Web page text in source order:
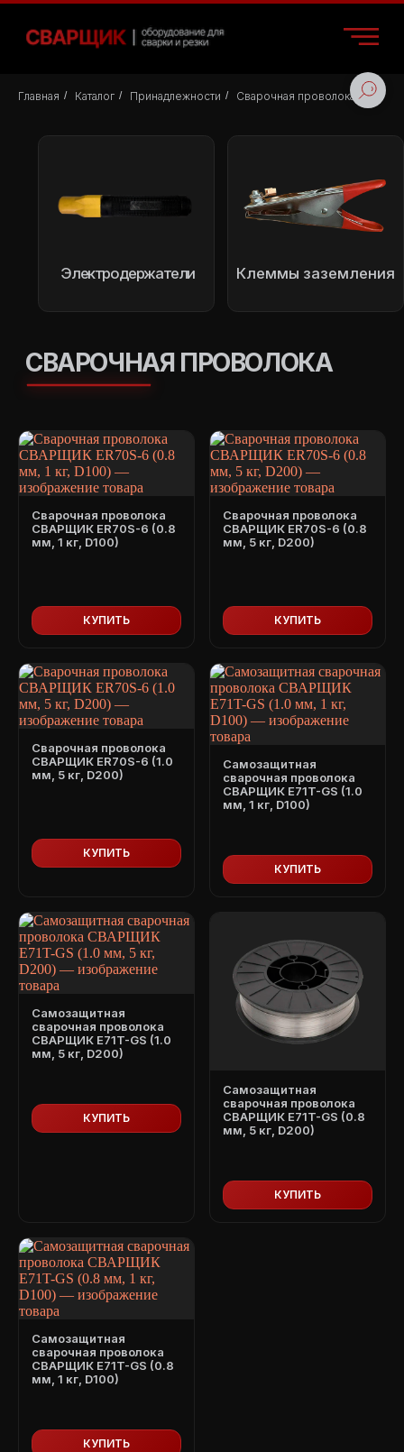
Главная / Каталог / Принадлежности / Сварочная проволока
Электроды
Клеммы заземления
Электродержатели
Сварочная проволока
СВАРЩИК ER70S-6 (0.8
мм, 1 кг, D100)
КУПИТЬ
Сварочная проволока
СВАРЩИК ER70S-6 (0.8
мм, 5 кг, D200)
КУПИТЬ
Сварочная проволока
СВАРЩИК ER70S-6 (1.0
мм, 5 кг, D200)
КУПИТЬ
Самозащитная
сварочная проволока
СВАРЩИК E71T-GS (1.0
мм, 1 кг, D100)
КУПИТЬ
Самозащитная
сварочная проволока
СВАРЩИК E71T-GS (1.0
мм, 5 кг, D200)
КУПИТЬ
Самозащитная
сварочная проволока
СВАРЩИК E71T-GS (0.8
мм, 5 кг, D200)
КУПИТЬ
Самозащитная
сварочная проволока
СВАРЩИК E71T-GS (0.8
мм, 1 кг, D100)
КУПИТЬ